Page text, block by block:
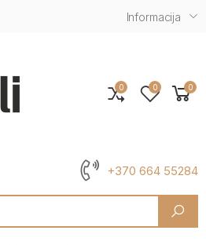
Informacija
menu
+370 664 55284
0 0 0